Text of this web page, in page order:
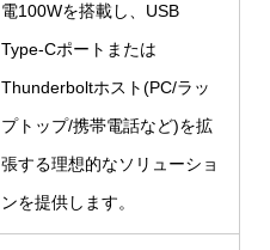
電100Wを搭載し、USB
Type-Cポートまたは
Thunderboltホスト(PC/ラッ
プトップ/携帯電話など)を拡
張する理想的なソリューショ
ンを提供します。